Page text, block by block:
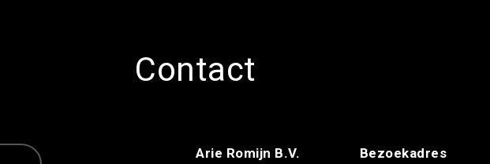
Contact
Arie Romijn B.V.
Bezoekadres